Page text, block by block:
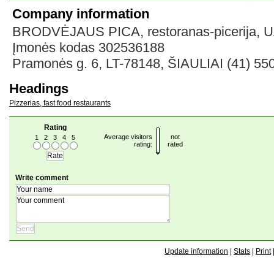
Company information
BRODVĖJAUS PICA, restoranas-picerija,
Įmonės kodas 302536188
Pramonės g. 6, LT-78148, ŠIAULIAI (41)
Headings
Pizzerias, fast food restaurants
Rating
1 2 3 4 5
Average visitors
rating:
not
rated
Write comment
Update information Stats Print